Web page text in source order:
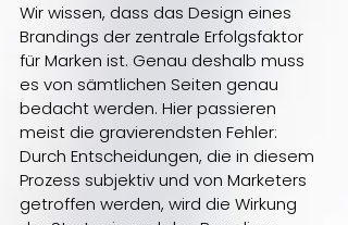
Wir wissen, dass das Design eines
Brandings der zentrale Erfolgsfaktor
für Marken ist. Genau deshalb muss
es von sämtlichen Seiten genau
bedacht werden. Hier passieren
meist die gravierendsten Fehler:
Durch Entscheidungen, die in diesem
Prozess subjektiv und von Marketers
getroffen werden, wird die Wirkung